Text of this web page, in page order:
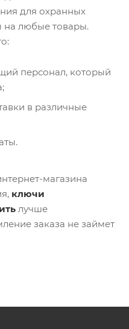
для охранных
на любые товары.
персонал, который
в различные
магазина
ключи
лучше
заказа не займет